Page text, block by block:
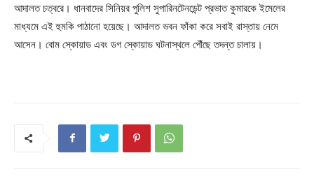
আদালত চত্বরে। ধানবাদের সিনিয়র পুলিশ সুপারিনটেনডেন্ট প্রভাত কুমারকে ইমেলের
মাধ্যমে এই হুমকি পাঠানো হয়েছে। আদালত ভবন ফাঁকা করে সবাই রাস্তায় নেমে
আসেন। বোম স্কোয়াড এবং ডগ স্কোয়াড ঘটনাস্থলে পৌঁছে তদন্ত চালায়।